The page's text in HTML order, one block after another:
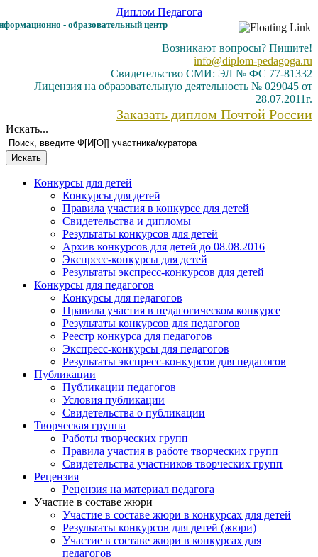
Диплом Педагога
- образовательный центр
Возникают вопросы? Пишите!
info@diplom-pedagoga.ru
Свидетельство СМИ: ЭЛ № ФС 77-81332
Лицензия на образовательную деятельность № 029045 от
28.07.2011г.
Заказать диплом Почтой России
Искать...
Конкурсы для детей
Конкурсы для детей
Правила участия в конкурсе для детей
Свидетельства и дипломы
Результаты конкурсов для детей
Архив конкурсов для детей до 08.08.2016
Экспресс-конкурсы для детей
Результаты экспресс-конкурсов для детей
Конкурсы для педагогов
Конкурсы для педагогов
Правила участия в педагогическом конкурсе
Результаты конкурсов для педагогов
Реестр конкурса для педагогов
Экспресс-конкурсы для педагогов
Результаты экспресс-конкурсов для педагогов
Публикации
Публикации педагогов
Условия публикации
Свидетельства о публикации
Творческая группа
Работы творческих групп
Правила участия в работе творческих групп
Свидетельства участников творческих групп
Рецензия
Рецензия на материал педагога
Участие в составе жюри
Участие в составе жюри в конкурсах для детей
Результаты конкурсов для детей (жюри)
Участие в составе жюри в конкурсах для
педагогов